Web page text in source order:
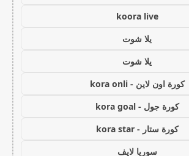
koora live
يلا شوت
يلا شوت
كورة اون لاين - kora onli
كورة جول - kora goal
كورة ستار - kora star
سوريا لايف